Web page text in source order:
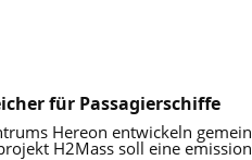
für Passagierschiffe
Hereon entwickeln
H2Mass soll eine